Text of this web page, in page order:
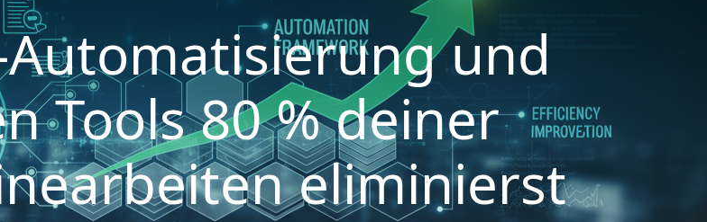
und
Tools 80 % deiner
eliminierst